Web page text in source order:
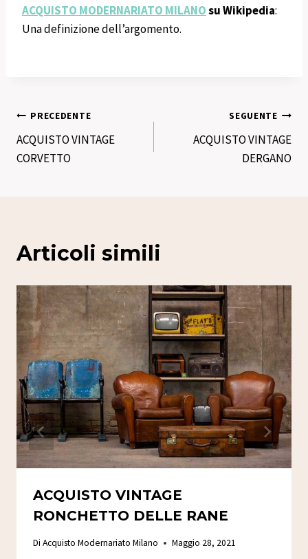
ACQUISTO MODERNARIATO MILANOsu Wikipedia:
Una definizione dell’argomento.
Navigazione
articoli
PRECEDENTE
ACQUISTO VINTAGE
CORVETTO
SEGUENTE
ACQUISTO VINTAGE
DERGANO
Articoli simili
ACQUISTO VINTAGE
RONCHETTO DELLE RANE
Di Acquisto Modernariato Milano Maggio 28, 2021